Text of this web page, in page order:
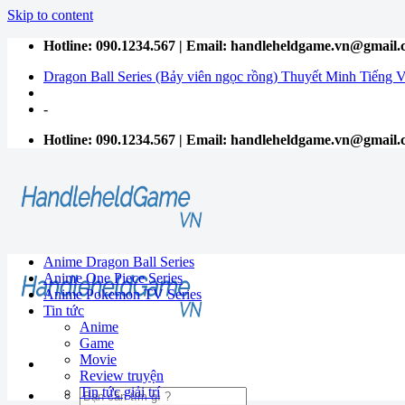
Skip to content
Hotline: 090.1234.567 | Email:
Dragon Ball Series (Bảy viên ngọc rồng) Thuyết Minh Tiếng
-
Hotline: 090.1234.567 | Email:
Anime Dragon Ball Series
Anime One Piece Series
Anime Pokemon TV Series
Tin tức
Anime
Game
Movie
Review truyện
Tin tức giải trí